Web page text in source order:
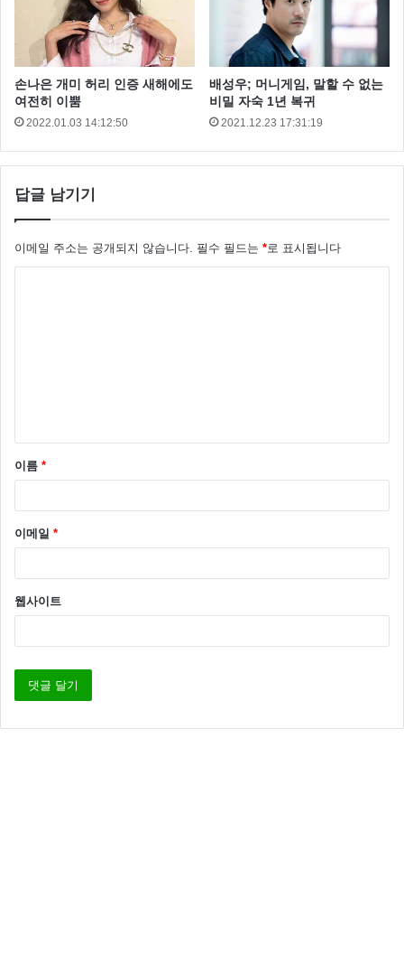
출연 큰 인기를 얻고 있다고 한다
팀은 그동안 인도네시아에서 30부작 드라마에 출연하
면서 큰 인기를 얻고 있다고 하는데요
팀은 복면을 벗어면서 있는 그대로의 팀을 보여주고 싶
었다고 말했다.
런 모습이 아니다 라며 자신을 속였다고 말했다.
손나은 개미 허리 인증 새해에도
여전히 이뿜
2022.01.03 14:12:50
배성우; 머니게임, 말할 수 없는
비밀 자숙 1년 복귀
2021.12.23 17:31:19
답글 남기기
이메일 주소는 공개되지 않습니다. 필수 필드는 *로 표시됩니다
이름 *
이메일 *
웹사이트